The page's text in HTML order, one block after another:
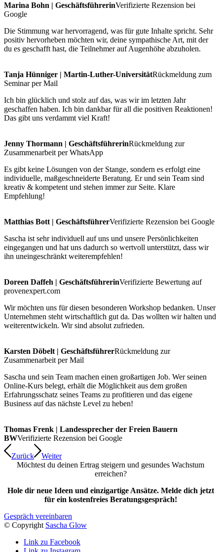
Marina Bohn | GeschäftsführerinVerifizierte Rezension bei
Google
Die Stimmung war hervorragend, was für gute Inhalte spricht. Sehr
positiv hervorheben möchten wir, deine sympathische Art, mit der
du es geschafft hast, die Teilnehmer auf Augenhöhe abzuholen.
Tanja Hünniger | Martin-Luther-UniversitätRückmeldung zum
Seminar per Mail
Ich bin glücklich und stolz auf das, was wir im letzten Jahr
geschaffen haben. Ich bin dankbar für all die positiven Reaktionen!
Das gibt uns verdammt viel Kraft!
Jenny Thormann | GeschäftsführerinRückmeldung zur
Zusammenarbeit per WhatsApp
Es gibt keine Lösungen von der Stange, sondern es erfolgt eine
individuelle, maßgeschneiderte Beratung. Er und sein Team sind
kreativ & kompetent und stehen immer zur Seite. Klare
Empfehlung!
Matthias Bott | GeschäftsführerVerifizierte Rezension bei Google
Sascha ist sehr individuell auf uns und unsere Persönlichkeiten
eingegangen und hat uns dadurch so wertvoll unterstützt, dass wir
ihn uneingeschränkt weiterempfehlen!
Doreen Daffeh | GeschäftsführerinVerifizierte Bewertung auf
provenexpert.com
Wir möchten uns für diesen besonderen Workshop bedanken. Unser
Unternehmen steht wirtschaftlich gut da. Das wollten wir halten und
weiterentwickeln. Wir sind absolut zufrieden.
Karsten Döbelt | GeschäftsführerRückmeldung zur
Zusammenarbeit per Mail
Sascha und sein Team machen einen großartigen Job. Wer seinen
Online-Kurs belegt, erhält die Möglichkeit aus dem großen
Erfahrungsschatz seines Teams zu profitieren und das eigene
Business auf das nächste Level zu heben!
Thomas Frenk | Landessprecher der Freien Bauern
BWVerifizierte Rezension bei Google
Zurück
Weiter
Möchtest du deinen Ertrag steigern und gesundes Wachstum
erreichen?
Hole dir neue Ideen und einzigartige Ansätze. Melde dich jetzt
für ein kostenfreies Beratungsgespräch!
Gespräch vereinbaren
© Copyright Sascha Glow
Link zu Facebook